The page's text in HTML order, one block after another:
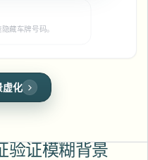
藏车牌号码。
保护个人隐私。
虚化
验证模糊背景